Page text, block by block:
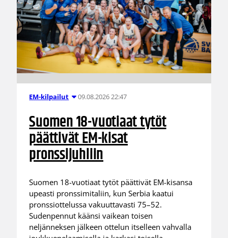
EM-kilpailut 09.08.2026 22:47
Suomen 18-vuotiaat tytöt
päättivät EM-kisat
pronssijuhliin
Suomen 18-vuotiaat tytöt päättivät EM-kisansa
upeasti pronssimitaliin, kun Serbia kaatui
pronssiottelussa vakuuttavasti 75–52.
Sudenpennut käänsi vaikean toisen
neljänneksen jälkeen ottelun itselleen vahvalla